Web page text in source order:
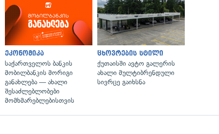
ეკონომიკა
საქართველოს ბანკის
მობილბანკის მორიგი
განახლება — ახალი
შესაძლებლობები
მომხმარებლებისთვის
ცხოვრების სტილი
ქუთაისში ავტო გალერის
ახალი მულტიბრენდული
სივრცე გაიხსნა